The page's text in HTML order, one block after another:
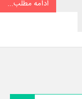
ادامه مطلب...